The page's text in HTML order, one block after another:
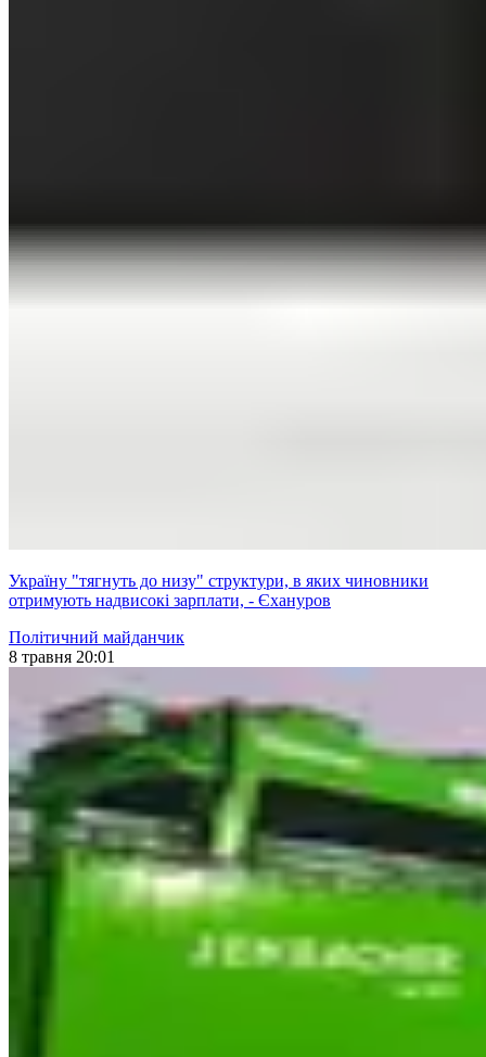
Україну "тягнуть до низу" структури, в яких чиновники
отримують надвисокі зарплати, - Єхануров
Політичний майданчик
8 травня 20:01